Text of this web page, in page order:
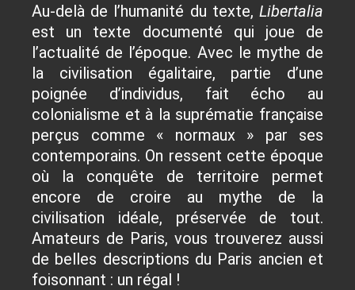
Au-delà de l’humanité du texte, Libertalia
est un texte documenté qui joue de
l’actualité de l’époque. Avec le mythe de
la civilisation égalitaire, partie d’une
poignée d’individus, fait écho au
colonialisme et à la suprématie française
perçus comme « normaux » par ses
contemporains. On ressent cette époque
où la conquête de territoire permet
encore de croire au mythe de la
civilisation idéale, préservée de tout.
Amateurs de Paris, vous trouverez aussi
de belles descriptions du Paris ancien et
foisonnant : un régal !